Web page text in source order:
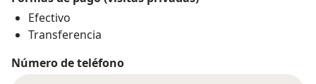
Efectivo
Transferencia
Número de teléfono